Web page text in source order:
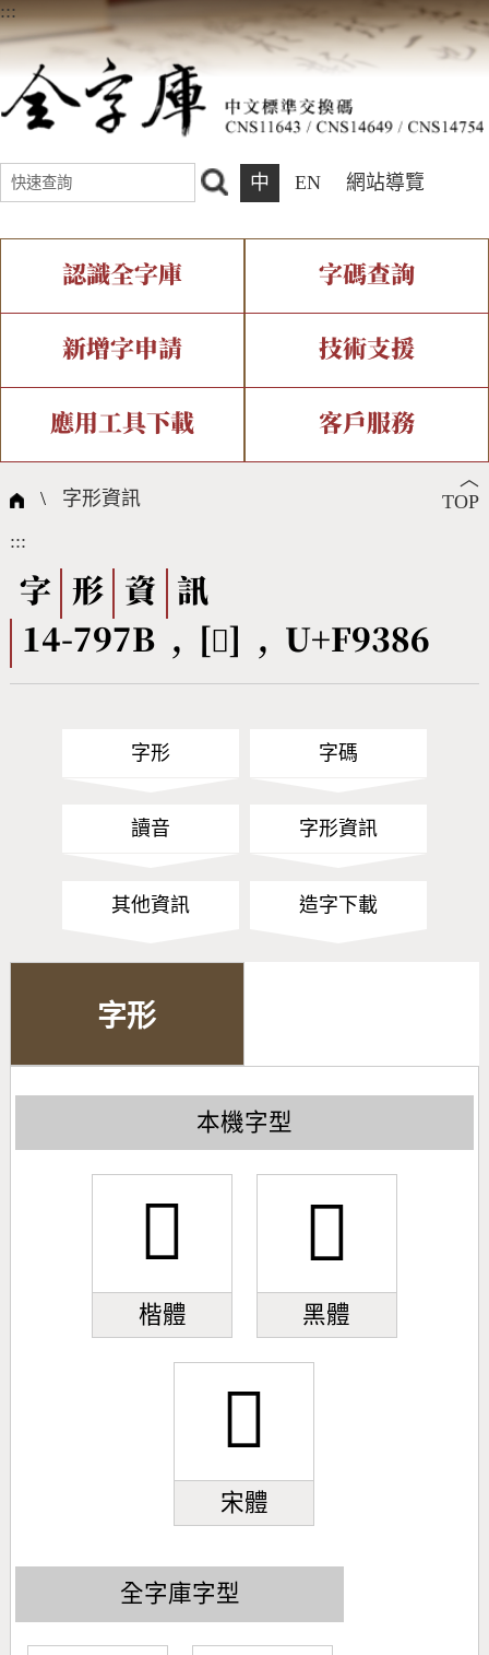
:::
中 EN 網站導覽
認識全字庫
全字庫介紹 全字庫現況
中文碼介紹 專有名詞介紹
國際字碼相關組織
字碼查詢
IDS查詢 部件查詢
複合查詢 注音查詢
筆畫查詢
筆順序查詢
CNS查詢 Unicode查詢
新增字申請
新字申請處理流程
技術支援
字形即時顯示 造字解決方案
全字庫授權 轉碼Web Service
應用工具下載
個人電腦造字處理工具
字形下載
客戶服務
問題集
熱門查詢統計
︿
TOP
\ 字形資訊
:::
字 形 資
訊
14-797B , [󹎆] , U+F9386
字形 字碼
讀音 字形資訊
其他資訊 造字下載
字形
本機字型
󹎆
楷體
󹎆
黑體
󹎆
宋體
全字庫字型